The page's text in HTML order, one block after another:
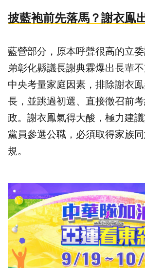
披藍袍前先落馬？謝衣鳯
藍營部分，原本呼聲很高的立
弟彰化縣議長謝典霖爆出長輩
中央考量家庭因素，排除謝衣
長，並跳過初選、直接徵召前
政。謝衣鳯氣得大酸，極力建
黨員參選公職，必須取得家族
規。